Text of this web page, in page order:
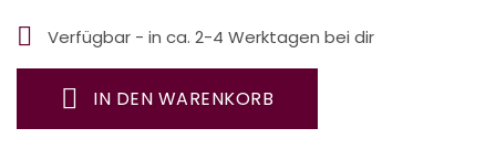
 Verfügbar - in ca. 2-4 Werktagen bei dir
IN DEN WARENKORB